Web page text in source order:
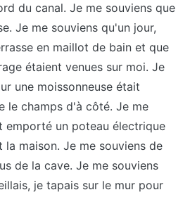
du canal. Je me souviens que
Je me souviens qu'un jour,
en maillot de bain et que
étaient venues sur moi. Je
une moissonneuse était
le champs d'à côté. Je me
emporté un poteau électrique
maison. Je me souviens de
de la cave. Je me souviens
je tapais sur le mur pour